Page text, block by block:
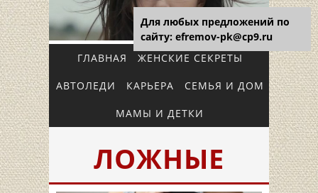
ГЛАВНАЯ ЖЕНСКИЕ СЕКРЕТЫ
АВТОЛЕДИ КАРЬЕРА СЕМЬЯ И ДОМ
МАМЫ И ДЕТКИ
ЛОЖНЫЕ
Для любых предложений по
сайту: efremov-pk@cp9.ru